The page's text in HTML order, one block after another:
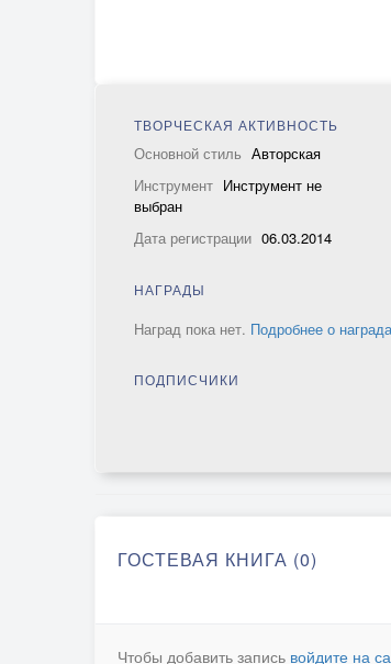
ТВОРЧЕСКАЯ АКТИВНОСТЬ
Основной стиль Авторская
Инструмент Инструмент не
выбран
Дата регистрации 06.03.2014
НАГРАДЫ
Наград пока нет. Подробнее о
ПОДПИСЧИКИ
ГОСТЕВАЯ КНИГА (0)
Чтобы добавить запись войдите на